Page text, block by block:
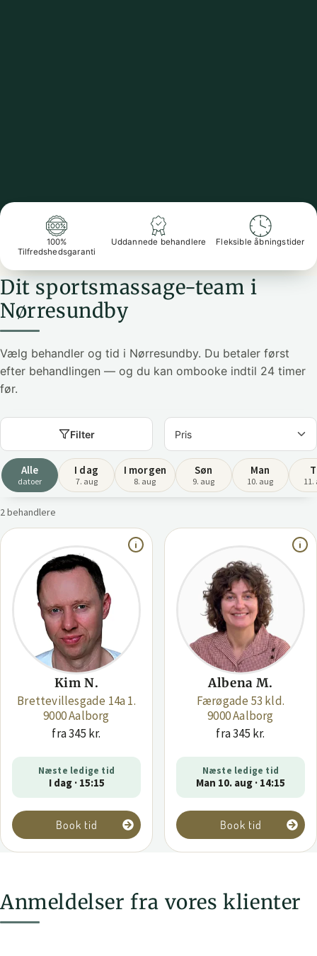
100%
Tilfredshedsgaranti
Uddannede behandlere Fleksible åbningstider
Dit sportsmassage-team i
Nørresundby
Vælg behandler og tid i Nørresundby. Du betaler først
efter behandlingen — og du kan ombooke indtil 24 timer
før.
Filter
Alle
datoer
I dag
7. aug
I morgen
8. aug
Søn
9. aug
Man
10. aug 11.
2 behandlere
Kim N.
Brettevillesgade 14a 1.
9000 Aalborg
fra 345 kr.
Næste ledige tid
I dag · 15:15
Book tid
Albena M.
Færøgade 53 kld.
9000 Aalborg
fra 345 kr.
Næste ledige tid
Man 10. aug · 14:15
Book tid
Anmeldelser fra vores klienter